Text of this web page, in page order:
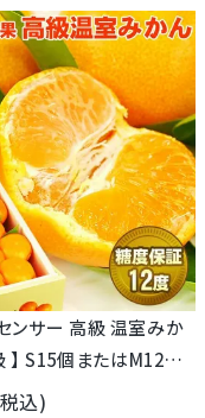
など贈答用に相応しくお
は熨斗・カード選択欄でお
不要！という場合はこち
けする分、中身を充実♪
ンサー 高級 温室みか
】 S15個またはM12個 /
個 / S30個またはM
込)